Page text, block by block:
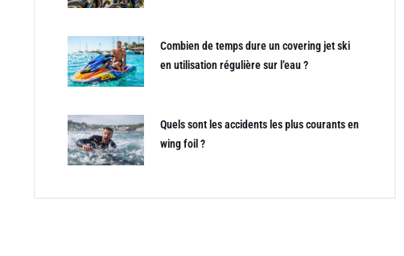
Combien de temps dure un covering jet ski
en utilisation régulière sur l’eau ?
Quels sont les accidents les plus courants en
wing foil ?